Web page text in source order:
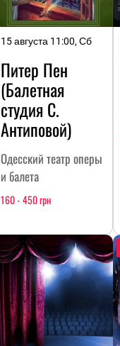
15 августа 11:00, Сб
Питер Пен
(Балетная
студия С.
Антиповой)
Одесский театр оперы
и балета
160 - 450 грн